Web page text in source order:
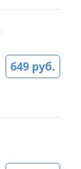
649 руб.